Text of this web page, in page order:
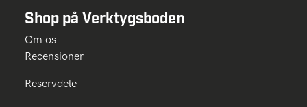
Shop på Verktygsboden
Om os
Recensioner
Reservdele